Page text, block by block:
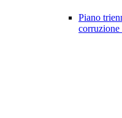
Piano
corruzione